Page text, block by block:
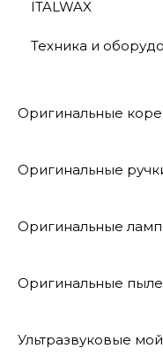
ITALWAX
Техника и
Оригинальные
Оригинальные
Оригинальные
Оригинальные
Ультразвуковые